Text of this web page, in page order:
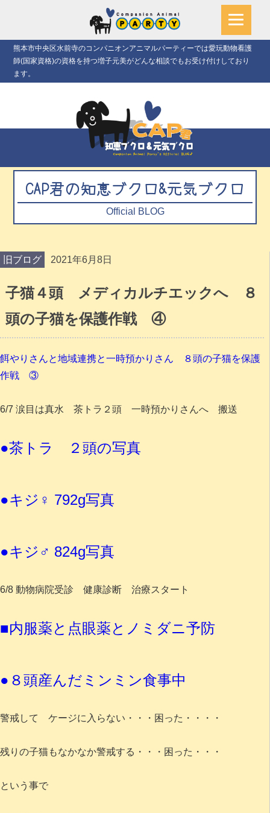
熊本市中央区水前寺のコンパニオンアニマルパーティーでは愛玩動物看護
師(国家資格)の資格を持つ増子元美がどんな相談でもお受け付けしており
ます。
CAP君の知恵ブクロ&元気ブクロ
Official BLOG
旧ブログ 2021年6月8日
子猫４頭 メディカルチエックへ ８
頭の子猫を保護作戦 ④
餌やりさんと地域連携と一時預かりさん ８頭の子猫を保護
作戦 ③
6/7 涙目は真水 茶トラ２頭 一時預かりさんへ 搬送
●茶トラ ２頭の写真
●キジ♀ 792g写真
●キジ♂ 824g写真
6/8 動物病院受診 健康診断 治療スタート
■内服薬と点眼薬とノミダニ予防
●８頭産んだミンミン食事中
警戒して ケージに入らない・・・困った・・・・
残りの子猫もなかなか警戒する・・・困った・・・
という事で